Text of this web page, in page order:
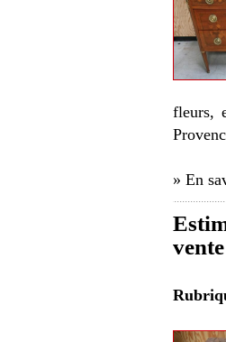
fleurs,
» En